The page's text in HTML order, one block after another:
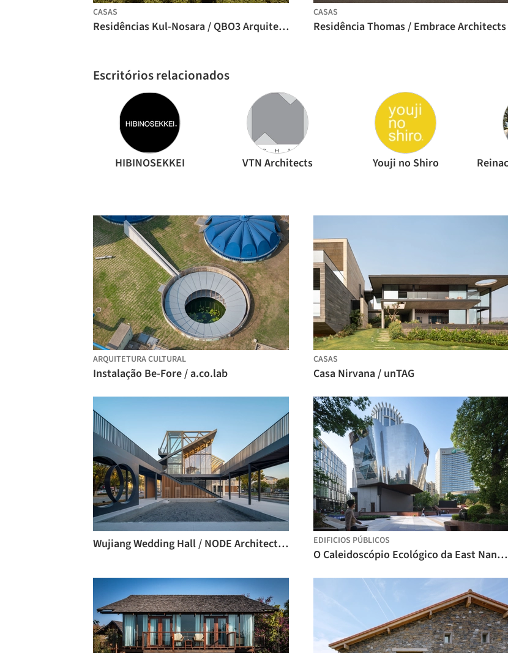
CASAS
Residências Kul-Nosara / QBO3 Arquitectos
CASAS
Residência Thomas / Embrace Architects
Escritórios relacionados
HIBINOSEKKEI VTN Architects Youji no Shiro
ARQUITETURA CULTURAL
Instalação Be-Fore / a.co.lab
CASAS
Casa Nirvana / unTAG
Wujiang Wedding Hall / NODE Architecture & Urbanism EDIFICIOS PÚBLICOS
O Caleidoscópio Ecológico da East Nanjing Road: A Renascença da Century Square / EMBT + TJAD